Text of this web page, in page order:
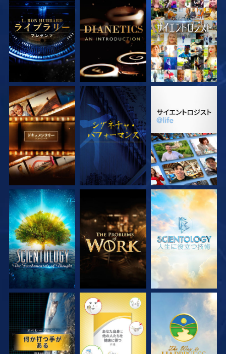
シリーズを探求 シリーズを探求 観る
シリーズを探求 観る シリーズを探求
シリーズを探求 シリーズを探求 シリーズを探求
観る 観る 観る